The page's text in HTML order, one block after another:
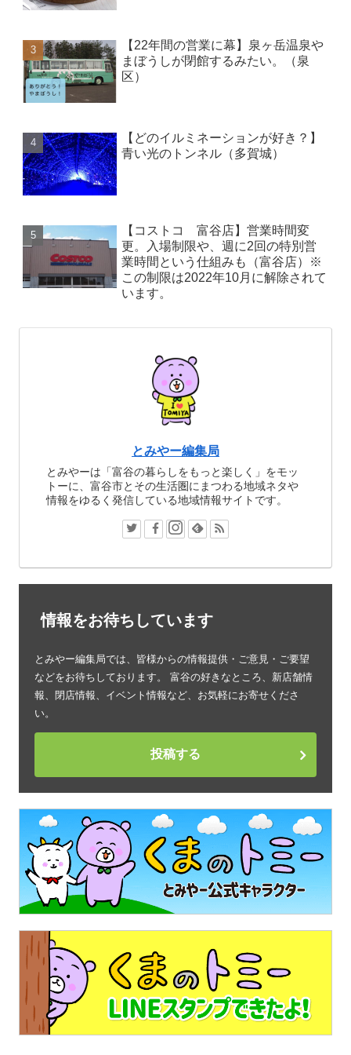
【22年間の営業に幕】泉ヶ岳温泉や
まぼうしが閉館するみたい。（泉
区）
【どのイルミネーションが好き？】
青い光のトンネル（多賀城）
【コストコ 富谷店】営業時間変
更。入場制限や、週に2回の特別営
業時間という仕組みも（富谷店）※
この制限は2022年10月に解除されて
います。
とみやー編集局
とみやーは「富谷の暮らしをもっと楽しく」をモッ
トーに、富谷市とその生活圏にまつわる地域ネタや
情報をゆるく発信している地域情報サイトです。
情報をお待ちしています
とみやー編集局では、皆様からの情報提供・ご意見・ご要望
などをお待ちしております。 富谷の好きなところ、新店舗情
報、閉店情報、イベント情報など、お気軽にお寄せくださ
い。
投稿する